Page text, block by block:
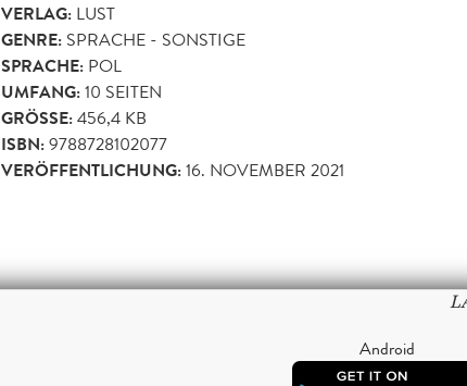
VERLAG: LUST
GENRE: SPRACHE - SONSTIGE
SPRACHE: POL
UMFANG:10 SEITEN
GRÖSSE: 456,4 KB
ISBN:9788728102077
VERÖFFENTLICHUNG:16. NOVEMBER 2021
Android